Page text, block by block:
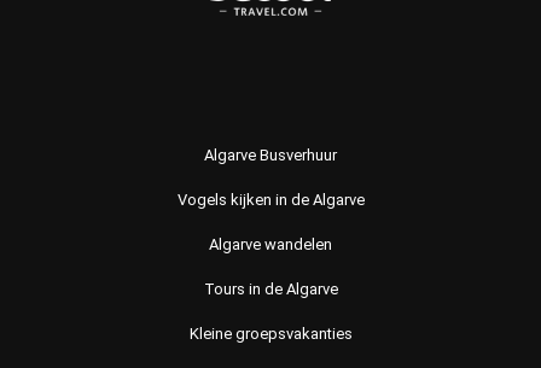
Algarve Busverhuur
Vogels kijken in de Algarve
Algarve wandelen
Tours in de Algarve
Kleine groepsvakanties